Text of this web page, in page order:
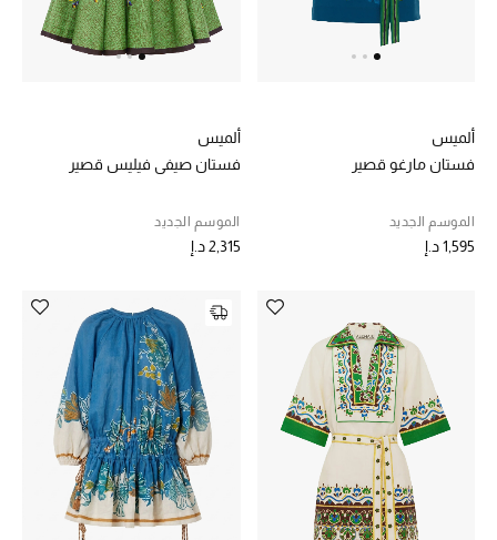
ما وصلنا حديثاً
ركن أناقة المنتجعات
جميع إصدارتنا النسائية
الحب للمحلي
الملابس الرياضية النسائية
تشكيلة الأعراس
حقائب وأحذية متطابقة
ألميس
فستان مارغو قصير
الموسم الجديد
1,595 د.إ
ألميس
فستان صيفي فيليس قصير
الموسم الجديد
2,315 د.إ